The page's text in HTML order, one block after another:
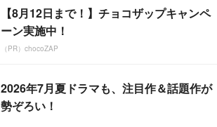
【8月12日まで！】チョコザップキャンペ
ーン実施中！
（PR）chocoZAP
2026年7月夏ドラマも、注目作＆話題作が
勢ぞろい！